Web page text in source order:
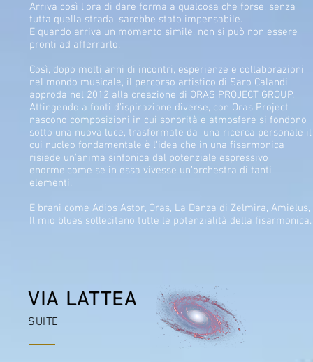
Arriva così l'ora di dare forma a qualcosa che forse, senza
tutta quella strada, sarebbe stato impensabile.
E quando arriva un momento simile, non si può non essere
pronti ad afferrarlo.
Così, dopo molti anni di incontri, esperienze e collaborazioni
nel mondo musicale, il percorso artistico di Saro Calandi
approda nel 2012 alla creazione di ORAS PROJECT GROUP.
Attingendo a fonti d'ispirazione diverse, con Oras Project
nascono composizioni in cui sonorità e atmosfere si fondono
sotto una nuova luce, trasformate da una ricerca personale il
cui nucleo fondamentale è l'idea che in una fisarmonica
risiede un'anima sinfonica dal potenziale espressivo
enorme,come se in essa vivesse un’orchestra di tanti
elementi.
E brani come Adios Astor, Oras, La Danza di Zelmira, Amielus,
Il mio blues sollecitano tutte le potenzialità della fisarmonica.
VIA LATTEA
SUITE